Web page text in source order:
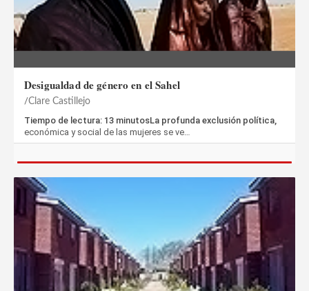
Desigualdad de género en el Sahel
Clare Castillejo
Tiempo de lectura: 13 minutosLa profunda exclusión política,
económica y social de las mujeres se ve…